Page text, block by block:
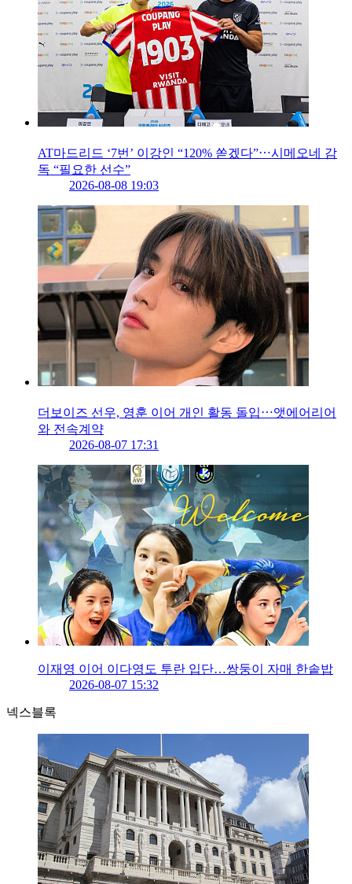
AT마드리드 ‘7번’ 이강인 “120% 쏟겠다”⋯시메오네 감
독 “필요한 선수”
2026-08-08 19:03
더보이즈 선우, 영훈 이어 개인 활동 돌입⋯앳에어리어
와 전속계약
2026-08-07 17:31
이재영 이어 이다영도 투란 입단…쌍둥이 자매 한솥밥
2026-08-07 15:32
넥스블록